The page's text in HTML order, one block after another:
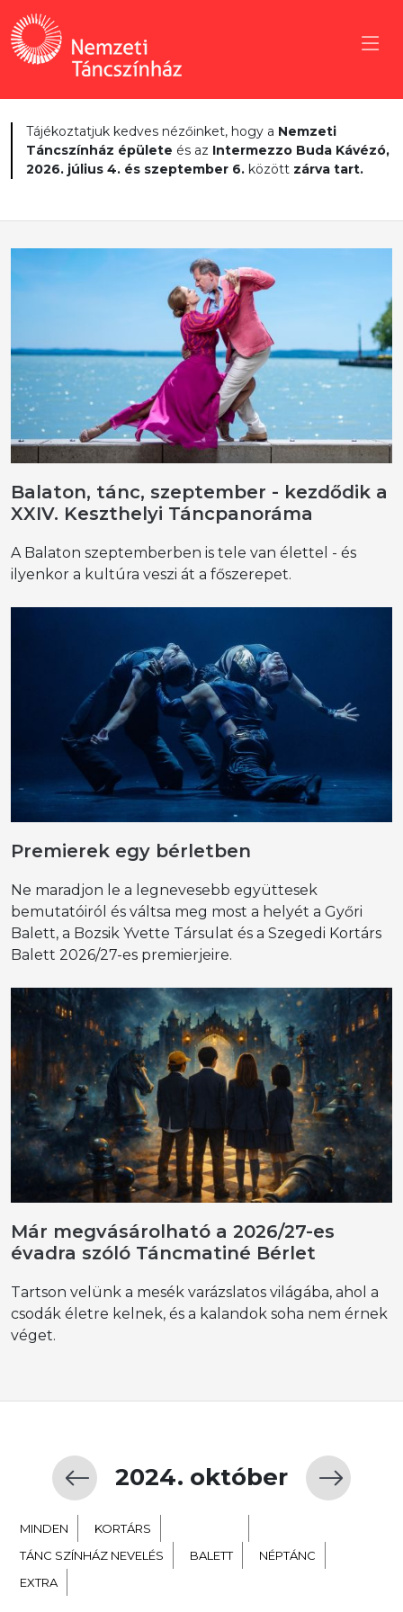
Tájékoztatjuk kedves nézőinket, hogy a Nemzeti
Táncszínház épülete és az Intermezzo Buda Kávézó,
2026. július 4. és szeptember 6. között zárva tart.
Balaton, tánc, szeptember - kezdődik a
XXIV. Keszthelyi Táncpanoráma
A Balaton szeptemberben is tele van élettel - és
ilyenkor a kultúra veszi át a főszerepet.
Premierek egy bérletben
Ne maradjon le a legnevesebb együttesek
bemutatóiról és váltsa meg most a helyét a Győri
Balett, a Bozsik Yvette Társulat és a Szegedi Kortárs
Balett 2026/27-es premierjeire.
Már megvásárolható a 2026/27-es
évadra szóló Táncmatiné Bérlet
Tartson velünk a mesék varázslatos világába, ahol a
csodák életre kelnek, és a kalandok soha nem érnek
véget.
2024. október
MINDEN KORTÁRS
TÁNC SZÍNHÁZ NEVELÉS
BALETT
NÉPTÁNC
EXTRA